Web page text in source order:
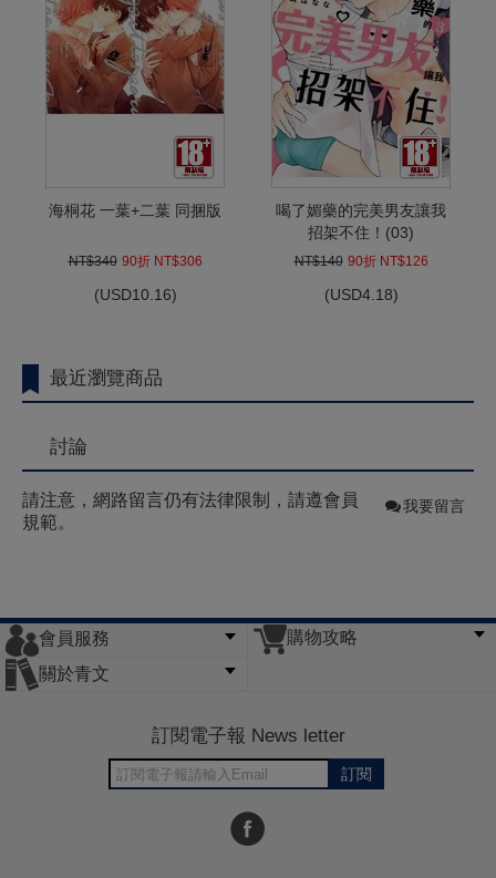
海桐花 一葉+二葉 同捆版
NT$340 90折 NT$306
(USD10.16)
喝了媚藥的完美男友讓我
招架不住！(03)
NT$140 90折 NT$126
(USD4.18)
最近瀏覽商品
討論
請注意，網路留言仍有法律限制，請遵會員
規範。
我要留言
會員服務
會員辦法
客服信箱
隱私條款
網站導覽
購物攻略
關於青文
訂閱電子報 News letter
訂閱